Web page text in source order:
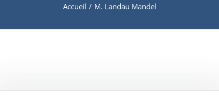
Accueil / M. Landau Mandel